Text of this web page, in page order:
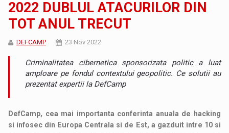
2022 DUBLUL ATACURILOR DIN
TOT ANUL TRECUT
DEFCAMP 23 Nov 2022
Criminalitatea cibernetica sponsorizata politic a luat
amploare pe fondul contextului geopolitic. Ce solutii au
prezentat expertii la DefCamp
DefCamp, cea mai importanta conferinta anuala de hacking
si infosec din Europa Centrala si de Est, a gazduit intre 10 si